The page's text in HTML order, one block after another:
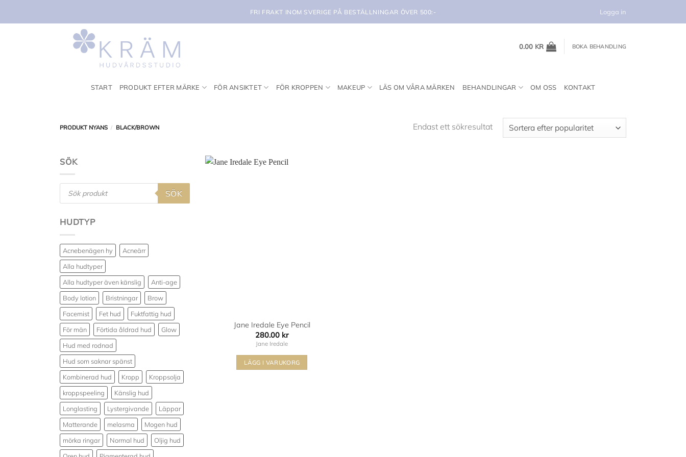
FRI FRAKT INOM SVERIGE PÅ BESTÄLLNINGAR ÖVER 500:- Logga in
0.00 KR BOKA BEHANDLING
START PRODUKT EFTER MÄRKE FÖR ANSIKTET FÖR KROPPEN MAKEUP LÄS OM VÅRA MÄRKEN BEHANDLINGAR OM OSS KONTAKT
PRODUKT NYANS / BLACK/BROWN Endast ett sökresultat
SÖK
Products
search
SÖK
HUDTYP
Acnebenägen hy
Acneärr
Alla hudtyper
Alla hudtyper även känslig
Anti-age
Body lotion
Bristningar
Brow
Facemist
Fet hud
Fuktfattig hud
För män
Förtida åldrad hud
Glow
Hud med rodnad
Hud som saknar spänst
Kombinerad hud
Kropp
Kroppsolja
kroppspeeling
Känslig hud
Longlasting
Lystergivande
Läppar
Matterande
melasma
Mogen hud
mörka ringar
Normal hud
Oljig hud
Jane Iredale Eye Pencil
280.00 kr
Jane Iredale
LÄGG I VARUKORG